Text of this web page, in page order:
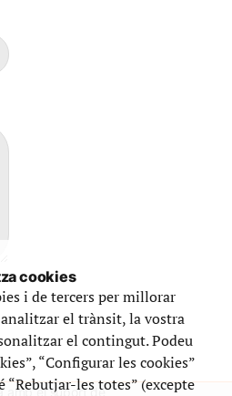
amb el suport de
cookies
i de tercers per millorar
analitzar el trànsit, la vostra
el contingut. Podeu
“Configurar les cookies”
“Rebutjar-les totes” (excepte